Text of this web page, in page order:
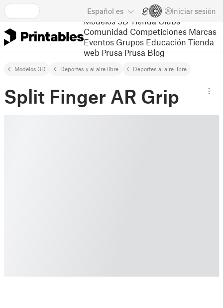
Español es Iniciar sesión
Modelos 3D Tienda Clubs
Comunidad Competiciones Marcas
Eventos Grupos Educación Tienda
web Prusa Prusa Blog
Modelos 3D Deportes y al aire libre Deportes al aire libre
Split Finger AR Grip